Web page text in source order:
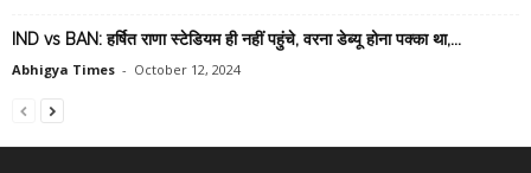
IND vs BAN: हर्षित राणा स्टेडियम ही नहीं पहुंचे, वरना डेब्यू होना पक्का था,...
Abhigya Times - October 12, 2024